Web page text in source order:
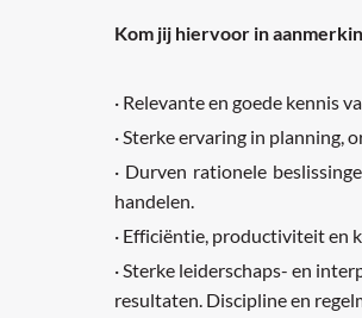
Kom jij hiervoor in
· Relevante en goede kennis
· Sterke ervaring in planning,
· Durven rationele
handelen.
· Efficiëntie, productiviteit en
· Sterke leiderschaps- en
resultaten. Discipline en